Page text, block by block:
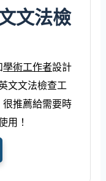
文法檢
學術工作者設計
文文法檢查工
推薦給需要時
用！